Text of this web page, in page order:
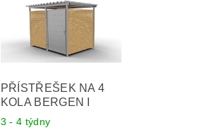
PŘÍSTŘEŠEK NA 4
KOLA BERGEN I
3 - 4 týdny